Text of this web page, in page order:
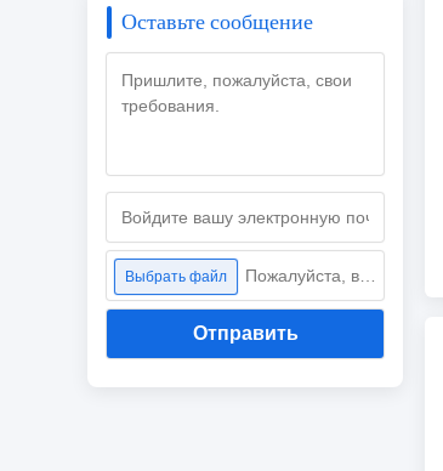
Оставьте сообщение
Выбрать файл
Отправить